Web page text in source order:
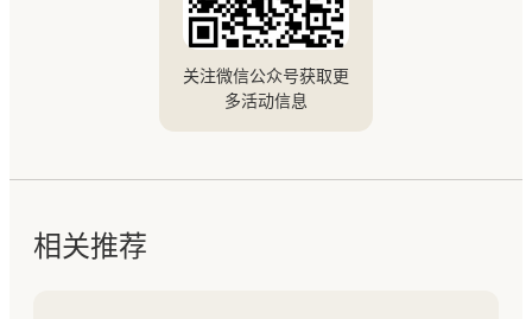
关注微信公众号获取更
多活动信息
相关推荐